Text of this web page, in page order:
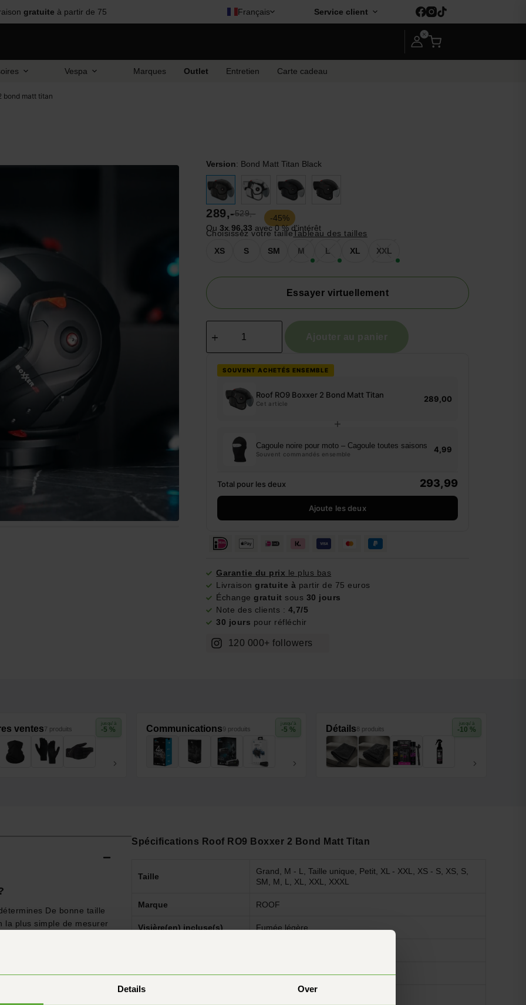
Details Over
gratuite à partir de 75 Français Service client
Vespa Marques Outlet Entretien Carte cadeau
bond matt titan
Version: Bond Matt Titan Black
529,-
289,-
-45%
Ou 3x 96,33 avec 0 % d'intérêt
Choisissez votre tailleTableau des tailles
XS
S SM M L XL XXL
Essayer virtuellement
Ajouter au panier
SOUVENT ACHETÉS ENSEMBLE
Roof RO9 Boxxer 2 Bond Matt Titan
Cet article
289,00
Cagoule noire pour moto – Cagoule toutes saisons
Souvent commandés ensemble
4,99
Total pour les deux 293,99
Ajoute les deux
Garantie du prix le plus bas
Livraison gratuite à partir de 75 euros
Échange gratuitsous 30 jours
Note des clients : 4,7/5
30 jours pour réfléchir
120 000+ followers
jusqu'à
-5 %
ventes7 produits
jusqu'à
-5 %
Communications9 produits
jusqu'à
-10 %
Détails8 produits
De bonne taille
la plus simple de mesurer
le plus large/le plus
Spécifications Roof RO9 Boxxer 2 Bond Matt Titan
Taille
Grand, M - L, Taille unique, Petit, XL - XXL, XS - S, XS, S,
SM, M, L, XL, XXL, XXXL
Marque ROOF
Visière(en) incluse(s) Fumée légère
Type de casque Système